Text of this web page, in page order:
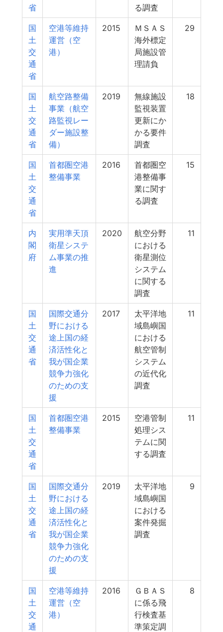
省
る調査
国
土
交
通
省
空港等維持
運営（空
港）
2015
ＭＳＡＳ
海外標定
局施設管
理請負
29
国
土
交
通
省
航空路整備
事業（航空
路監視レー
ダー施設整
備）
2019
無線施設
監視装置
更新にか
かる要件
調査
18
国
土
交
通
省
首都圏空港
整備事業
2016
首都圏空
港整備事
業に関す
る調査
15
内
閣
府
実用準天頂
衛星システ
ム事業の推
進
2020
航空分野
における
衛星測位
システム
に関する
調査
11
国
土
交
通
省
国際交通分
野における
途上国の経
済活性化と
我が国企業
競争力強化
のための支
援
2017
太平洋地
域島嶼国
における
航空管制
システム
の近代化
調査
11
国
土
交
通
省
首都圏空港
整備事業
2015
空港管制
処理シス
テムに関
する調査
11
国
土
交
通
省
国際交通分
野における
途上国の経
済活性化と
我が国企業
競争力強化
のための支
援
2019
太平洋地
域島嶼国
における
案件発掘
調査
9
国
土
交
通
空港等維持
運営（空
港）
2016
ＧＢＡＳ
に係る飛
行検査基
準策定調
8